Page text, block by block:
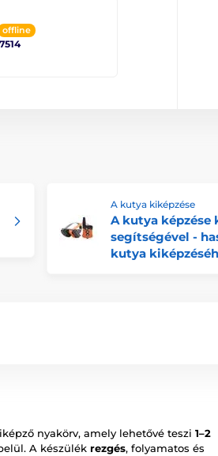
offline
A kutya kiképzése
A kutya képzése
segítségével -
kutya
nyakörv, amely lehetővé teszi 1–2
A készülék rezgés, folyamatos és